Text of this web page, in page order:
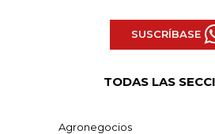
SUSCRÍBASE
TODAS LAS
Agronegocios